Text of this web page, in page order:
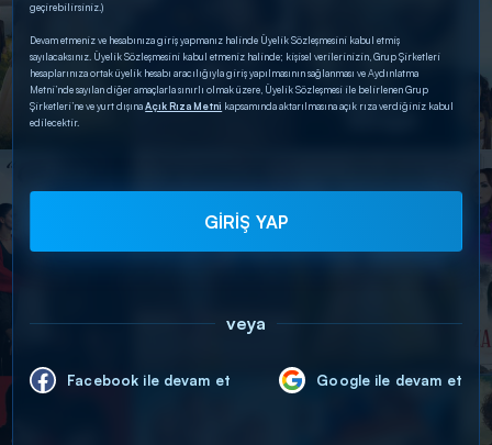
geçirebilirsiniz.)
Devam etmeniz ve hesabınıza giriş yapmanız halinde Üyelik Sözleşmesini kabul etmiş
sayılacaksınız. Üyelik Sözleşmesini kabul etmeniz halinde; kişisel verilerinizin, Grup Şirketleri
hesaplarınıza ortak üyelik hesabı aracılığıyla giriş yapılmasının sağlanması ve Aydınlatma
Metni’nde sayılan diğer amaçlarla sınırlı olmak üzere, Üyelik Sözleşmesi ile belirlenen Grup
Şirketleri’ne ve yurt dışınaAçık Rıza Metni kapsamında aktarılmasına açık rıza verdiğiniz kabul
edilecektir.
GİRİŞ YAP
veya
Facebook ile devam et Google ile devam et